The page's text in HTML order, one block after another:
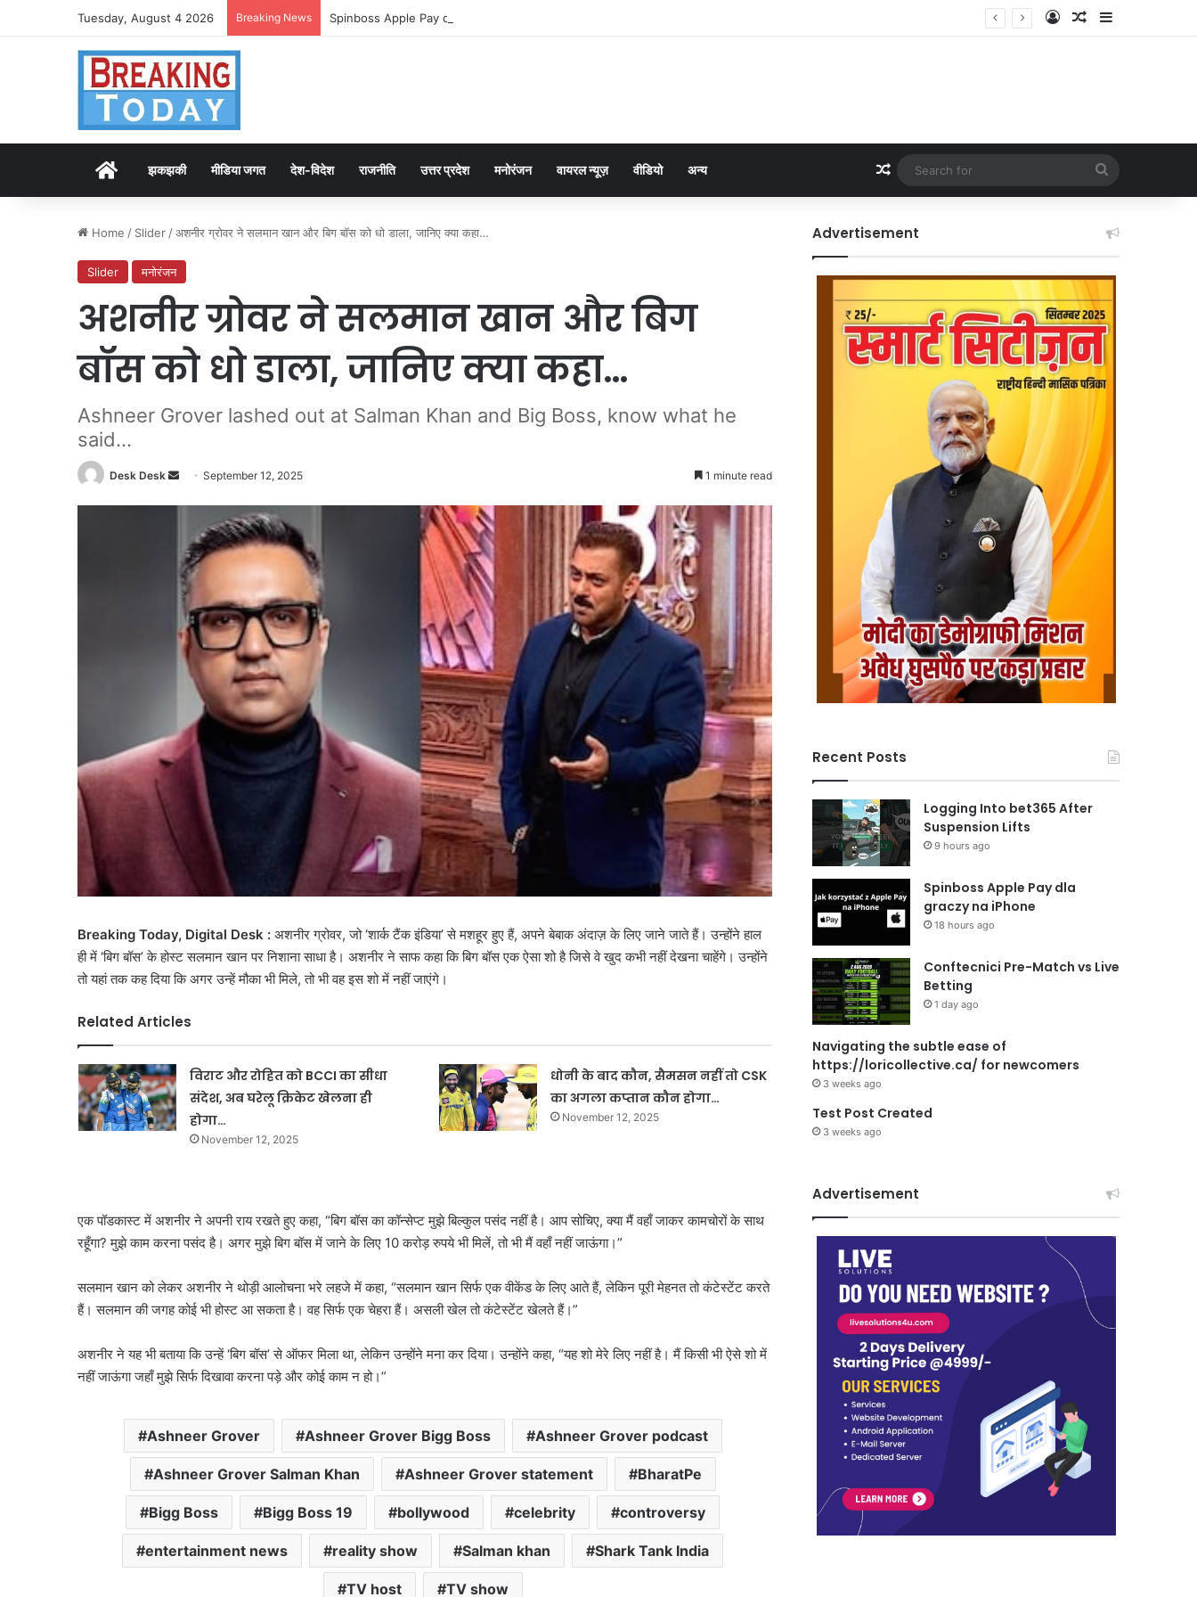
Tuesday, August 4 2026 Breaking News Spinboss Apple Pay dla graczy na iPhone Log InRandom Article
Sidebar
Homeझकझकी मीडिया जगत देश-विदेश राजनीति उत्तर प्रदेश मनोरंजन वायरल न्यूज़ वीडियो अन्य Random Article
for
Home / Slider /अशनीर ग्रोवर ने सलमान खान और बिग बॉस को धो डाला, जानिए क्या कहा…
Slider मनोरंजन
अशनीर ग्रोवर ने सलमान खान और बिग
बॉस को धो डाला, जानिए क्या कहा…
Ashneer Grover lashed out at Salman Khan and Big Boss, know what he
said...
Desk Desk
Send September 12, 2025 1 minute read
Breaking Today, Digital Desk : अशनीर ग्रोवर, जो ‘शार्क टैंक इंडिया’ से मशहूर हुए हैं, अपने बेबाक अंदाज़ के लिए जाने जाते हैं। उन्होंने हाल
ही में ‘बिग बॉस’ के होस्ट सलमान खान पर निशाना साधा है। अशनीर ने साफ कहा कि बिग बॉस एक ऐसा शो है जिसे वे खुद कभी नहीं देखना चाहेंगे। उन्होंने
तो यहां तक कह दिया कि अगर उन्हें मौका भी मिले, तो भी वह इस शो में नहीं जाएंगे।
Related Articles
विराट और रोहित को BCCI का सीधा
संदेश, अब घरेलू क्रिकेट खेलना ही
होगा…
November 12, 2025
धोनी के बाद कौन, सैमसन नहीं तो CSK
का अगला कप्तान कौन होगा…
November 12, 2025
एक पॉडकास्ट में अशनीर ने अपनी राय रखते हुए कहा, “बिग बॉस का कॉन्सेप्ट मुझे बिल्कुल पसंद नहीं है। आप सोचिए, क्या मैं वहाँ जाकर कामचोरों के साथ
रहूँगा? मुझे काम करना पसंद है। अगर मुझे बिग बॉस में जाने के लिए 10 करोड़ रुपये भी मिलें, तो भी मैं वहाँ नहीं जाऊंगा।”
सलमान खान को लेकर अशनीर ने थोड़ी आलोचना भरे लहजे में कहा, “सलमान खान सिर्फ एक वीकेंड के लिए आते हैं, लेकिन पूरी मेहनत तो कंटेस्टेंट करते
हैं। सलमान की जगह कोई भी होस्ट आ सकता है। वह सिर्फ एक चेहरा हैं। असली खेल तो कंटेस्टेंट खेलते हैं।”
अशनीर ने यह भी बताया कि उन्हें ‘बिग बॉस’ से ऑफर मिला था, लेकिन उन्होंने मना कर दिया। उन्होंने कहा, “यह शो मेरे लिए नहीं है। मैं किसी भी ऐसे शो में
नहीं जाऊंगा जहाँ मुझे सिर्फ दिखावा करना पड़े और कोई काम न हो।”
Ashneer Grover Ashneer Grover Bigg Boss Ashneer Grover podcast
Ashneer Grover Salman Khan Ashneer Grover statement BharatPe
Bigg Boss Bigg Boss 19 bollywood celebrity controversy
entertainment news reality show Salman khan Shark Tank India
TV host TV show
Advertisement
Recent Posts
Logging Into bet365 After
Suspension Lifts
9 hours ago
Spinboss Apple Pay dla
graczy na iPhone
18 hours ago
Conftecnici Pre-Match vs Live
Betting
1 day ago
Navigating the subtle ease of
https://loricollective.ca/ for newcomers
3 weeks ago
Test Post Created
3 weeks ago
Advertisement